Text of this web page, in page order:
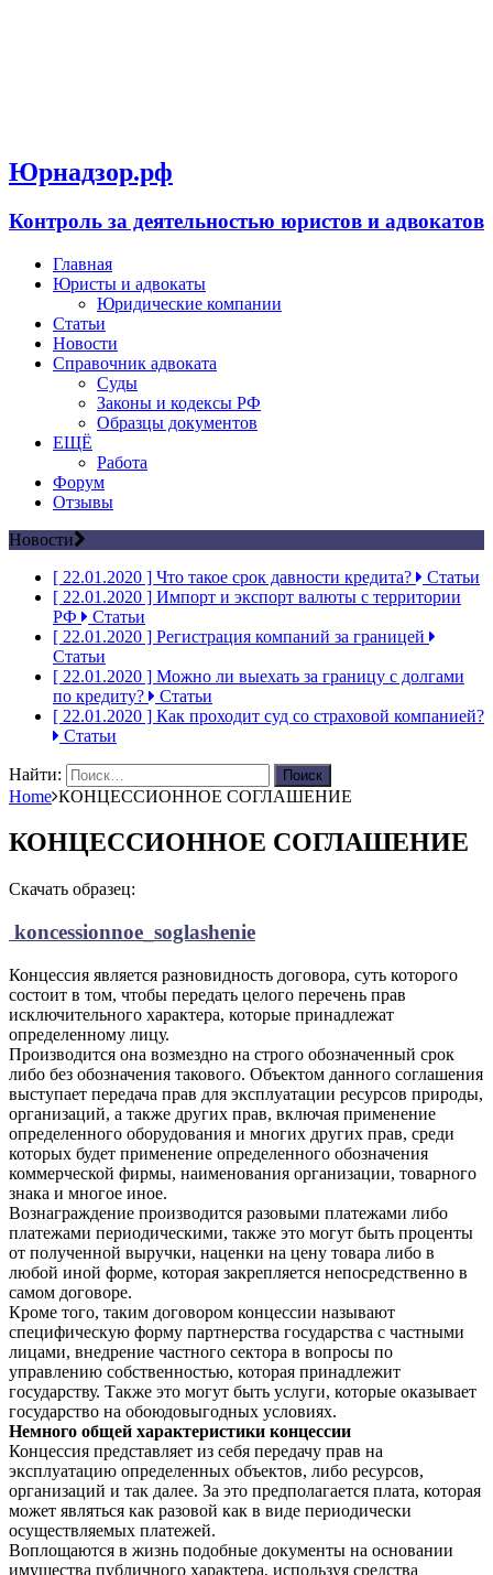
Юрнадзор.рф
Контроль за деятельностью юристов и адвокатов
Главная
Юристы и адвокаты
Юридические компании
Статьи
Новости
Справочник адвоката
Суды
Законы и кодексы РФ
Образцы документов
ЕЩЁ
Работа
Форум
Отзывы
Новости
[ 22.01.2020 ] Что такое срок давности кредита?
Статьи
[ 22.01.2020 ] Импорт и экспорт валюты с территории
РФ
Статьи
[ 22.01.2020 ] Регистрация компаний за границей
Статьи
[ 22.01.2020 ] Можно ли выехать за границу с долгами
по кредиту?
Статьи
[ 22.01.2020 ] Как проходит суд со страховой компанией?
Статьи
Найти:
Home КОНЦЕССИОННОЕ СОГЛАШЕНИЕ
КОНЦЕССИОННОЕ СОГЛАШЕНИЕ
Скачать образец:
koncessionnoe_soglashenie
Концессия является разновидность договора, суть которого
состоит в том, чтобы передать целого перечень прав
исключительного характера, которые принадлежат
определенному лицу.
Производится она возмездно на строго обозначенный срок
либо без обозначения такового. Объектом данного соглашения
выступает передача прав для эксплуатации ресурсов природы,
организаций, а также других прав, включая применение
определенного оборудования и многих других прав, среди
которых будет применение определенного обозначения
коммерческой фирмы, наименования организации, товарного
знака и многое иное.
Вознаграждение производится разовыми платежами либо
платежами периодическими, также это могут быть проценты
от полученной выручки, наценки на цену товара либо в
любой иной форме, которая закрепляется непосредственно в
самом договоре.
Кроме того, таким договором концессии называют
специфическую форму партнерства государства с частными
лицами, внедрение частного сектора в вопросы по
управлению собственностью, которая принадлежит
государству. Также это могут быть услуги, которые оказывает
государство на обоюдовыгодных условиях.
Немного общей характеристики концессии
Концессия представляет из себя передачу прав на
эксплуатацию определенных объектов, либо ресурсов,
организаций и так далее. За это предполагается плата, которая
может являться как разовой как в виде периодически
осуществляемых платежей.
Воплощаются в жизнь подобные документы на основании
имущества публичного характера, используя средства